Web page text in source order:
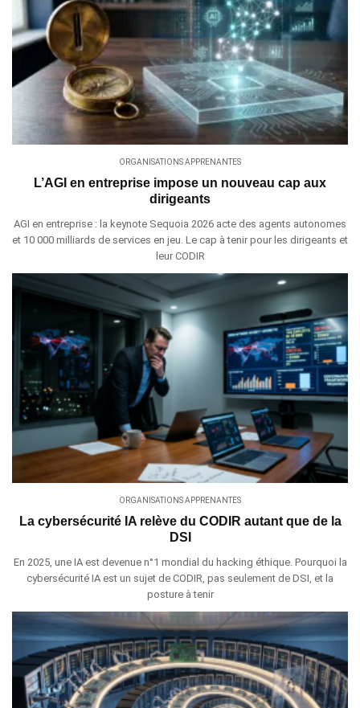
ORGANISATIONS APPRENANTES
L’AGI en entreprise impose un nouveau cap aux
dirigeants
AGI en entreprise : la keynote Sequoia 2026 acte des agents autonomes
et 10 000 milliards de services en jeu. Le cap à tenir pour les dirigeants et
leur CODIR
ORGANISATIONS APPRENANTES
La cybersécurité IA relève du CODIR autant que de la
DSI
En 2025, une IA est devenue n°1 mondial du hacking éthique. Pourquoi la
cybersécurité IA est un sujet de CODIR, pas seulement de DSI, et la
posture à tenir